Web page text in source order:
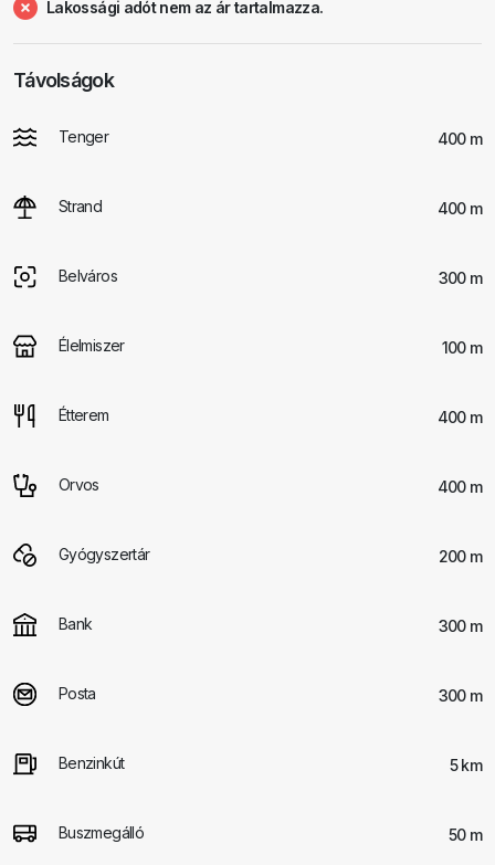
Lakossági adót nem az ár tartalmazza.
Távolságok
Tenger 400 m
Strand 400 m
Belváros 300 m
Élelmiszer 100 m
Étterem 400 m
Orvos 400 m
Gyógyszertár 200 m
Bank 300 m
Posta 300 m
Benzinkút 5 km
Buszmegálló 50 m